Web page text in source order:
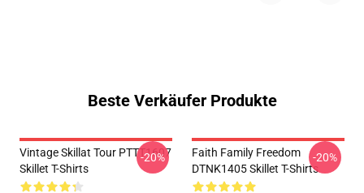
Beste Verkäufer Produkte
Vintage Skillat Tour PTTT1607
Skillet T-Shirts
-20%
Faith Family Freedom
DTNK1405 Skillet T-Shirts
-20%